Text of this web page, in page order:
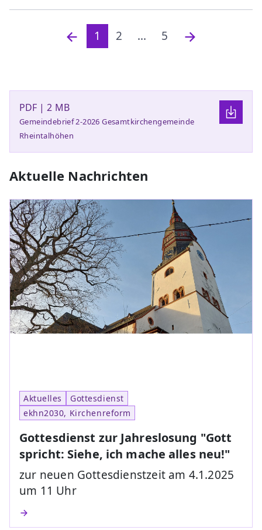
1 2 ... 5
PDF | 2 MB
Gemeindebrief 2-2026 Gesamtkirchengemeinde
Rheintalhöhen
Aktuelle Nachrichten
Aktuelles
Gottesdienst
ekhn2030, Kirchenreform
Gottesdienst zur Jahreslosung "Gott
spricht: Siehe, ich mache alles neu!"
zur neuen Gottesdienstzeit am 4.1.2025
um 11 Uhr